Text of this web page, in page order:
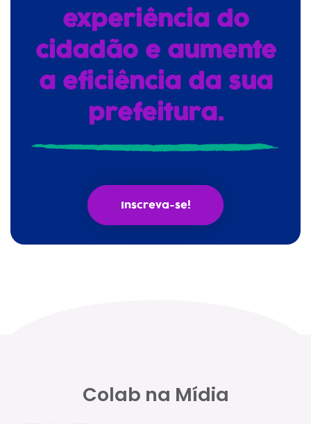
experiência do
cidadão e aumente
a eficiência da sua
prefeitura.
Inscreva-se!
Colab na Mídia